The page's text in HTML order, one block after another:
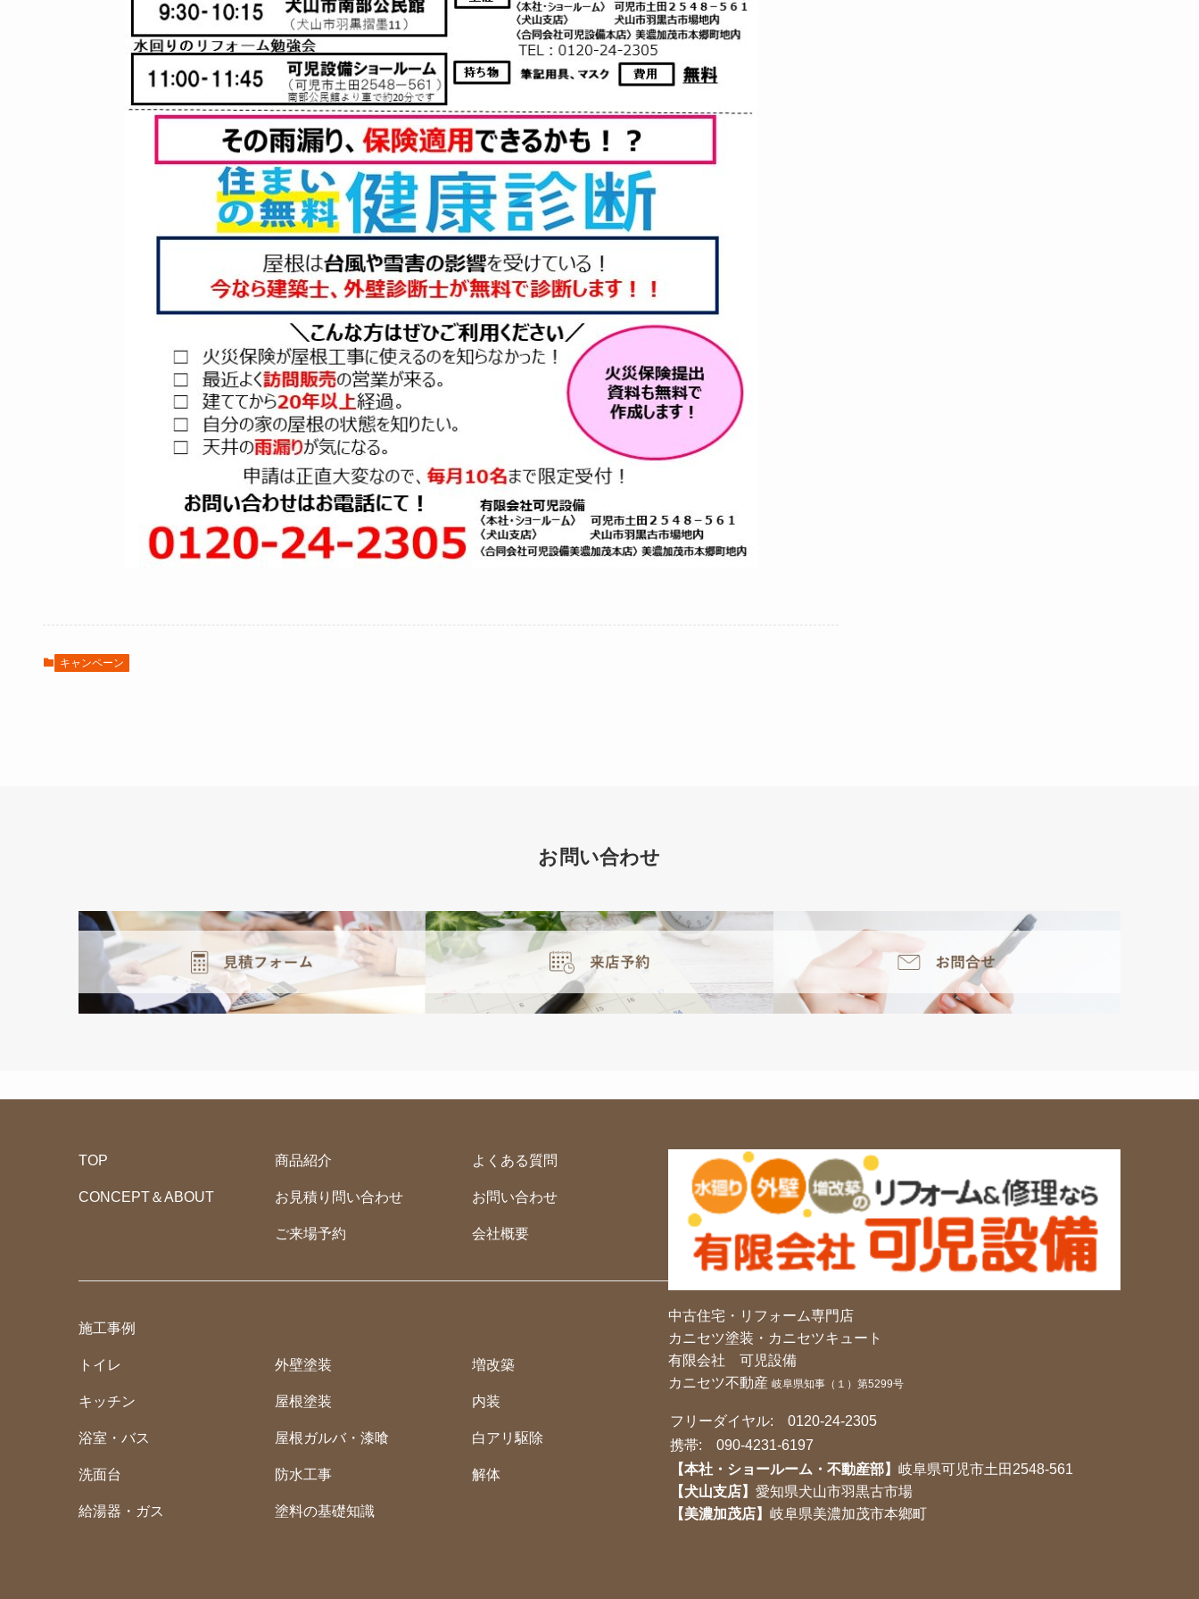
キャンペーン
お問い合わせ
TOP
CONCEPT＆ABOUT
商品紹介
お見積り問い合わせ
ご来場予約
よくある質問
お問い合わせ
会社概要
施工事例
トイレ
キッチン
浴室・バス
洗面台
給湯器・ガス
外壁塗装
屋根塗装
屋根ガルバ・漆喰
防水工事
塗料の基礎知識
増改築
内装
白アリ駆除
解体
中古住宅・リフォーム専門店
カニセツ塗装・カニセツキュート
有限会社 可児設備
カニセツ不動産 岐阜県知事（１）第5299号
フリーダイヤル: 0120-24-2305
携帯: 090-4231-6197
【本社・ショールーム・不動産部】 岐阜県可児市土田2548-561
【犬山支店】 愛知県犬山市羽黒古市場
【美濃加茂店】 岐阜県美濃加茂市本鄉町